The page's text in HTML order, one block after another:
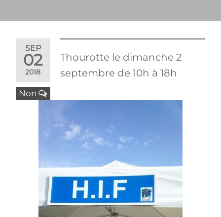
SEP
02
2018
Non
Thourotte le dimanche 2
septembre de 10h à 18h